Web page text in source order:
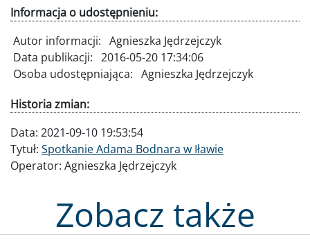
Informacja o udostępnieniu:
Autor informacji: Agnieszka Jędrzejczyk
Data publikacji: 2016-05-20 17:34:06
Osoba udostępniająca: Agnieszka Jędrzejczyk
Historia zmian:
Data: 2021-09-10 19:53:54
Tytuł: Spotkanie Adama Bodnara w Iławie
Operator: Agnieszka Jędrzejczyk
Zobacz także